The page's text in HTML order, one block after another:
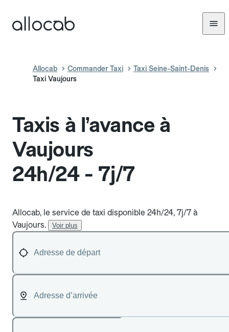
Allocab Commander Taxi
Taxi Seine-Saint-Denis
Taxi Vaujours
Taxis à l’avance à
Vaujours
24h/24 - 7j/7
Allocab, le service de taxi disponible 24h/24, 7j/7 à
Vaujours.
Voir plus